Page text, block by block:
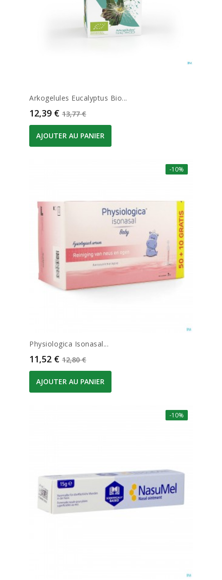
Arkogelules Eucalyptus Bio...
Prix
12,39 € Prix de base
13,77 €
AJOUTER AU PANIER
-10%
Physiologica Isonasal...
Prix
11,52 € Prix de base
12,80 €
AJOUTER AU PANIER
-10%